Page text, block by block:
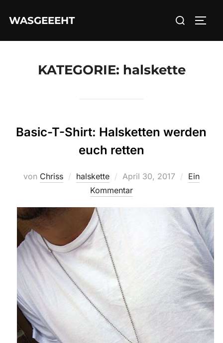
InhaltWASGEEEHT
Suchen
KATEGORIE: halskette
Basic-T-Shirt: Halsketten werden
euch retten
von Chriss halskette
Veröffentlicht
am
April 30, 2017
Ein
Kommentar